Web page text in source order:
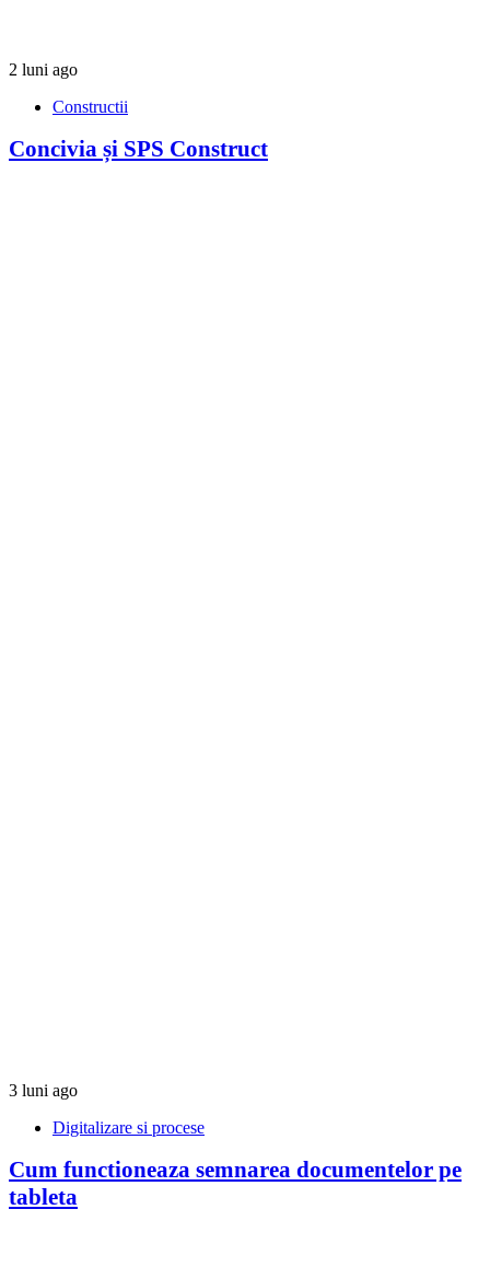
2 luni ago
Constructii
Concivia și SPS Construct
3 luni ago
Digitalizare si procese
Cum functioneaza semnarea documentelor pe
tableta